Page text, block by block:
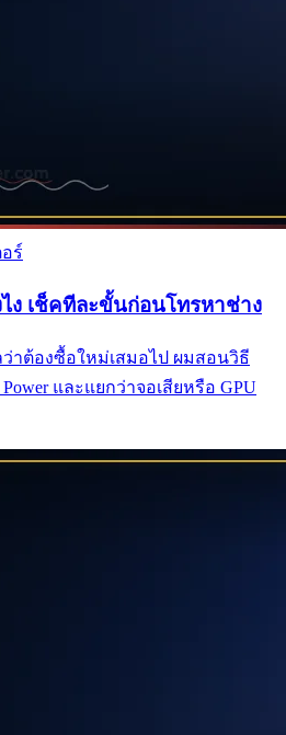
ร์
ง เช็คทีละขั้นก่อนโทรหาช่าง
าต้องซื้อใหม่เสมอไป ผมสอนวิธี
และแยกว่าจอเสียหรือ GPU